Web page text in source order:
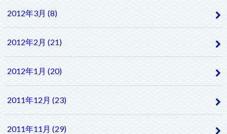
2012年3月 (8)
2012年2月 (21)
2012年1月 (20)
2011年12月 (23)
2011年11月 (29)